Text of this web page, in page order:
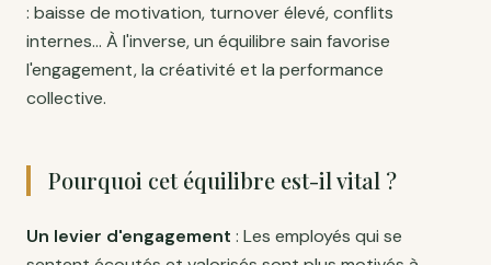
: baisse de motivation, turnover élevé, conflits
internes... À l'inverse, un équilibre sain favorise
l'engagement, la créativité et la performance
collective.
Pourquoi cet équilibre est-il vital ?
Un levier d'engagement : Les employés qui se